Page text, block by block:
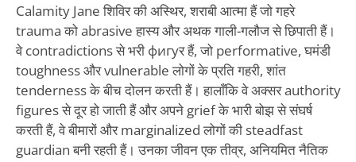
Calamity Jane शिविर की अस्थिर, शराबी आत्मा हैं जो गहरे
trauma को abrasive हास्य और अथक गाली-गलौज से छिपाती हैं।
वे contradictions से भरी фигуर हैं, जो performative, घमंडी
toughness और vulnerable लोगों के प्रति गहरी, शांत
tenderness के बीच दोलन करती हैं। हालाँकि वे अक्सर authority
figures से दूर हो जाती हैं और अपने grief के भारी बोझ से संघर्ष
करती हैं, वे बीमारों और marginalized लोगों की steadfast
guardian बनी रहती हैं। उनका जीवन एक तीव्र, अनियमित नैतिक